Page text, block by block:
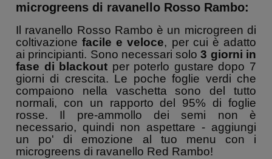
microgreens di ravanello Rosso Rambo:
Il ravanello Rosso Rambo è un microgreen di
coltivazionefacile e veloce, per cui è adatto
ai principianti. Sono necessari solo3 giorni in
fase di blackout per poterlo gustare dopo 7
giorni di crescita. Le poche foglie verdi che
compaiono nella vaschetta sono del tutto
normali, con un rapporto del 95% di foglie
rosse. Il pre-ammollo dei semi non è
necessario, quindi non aspettare - aggiungi
un po' di emozione al tuo menu con i
microgreens di ravanello Red Rambo!